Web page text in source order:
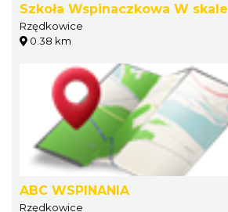
Szkoła Wspinaczkowa W skale
Rzędkowice
0.38 km
ABC WSPINANIA
Rzędkowice